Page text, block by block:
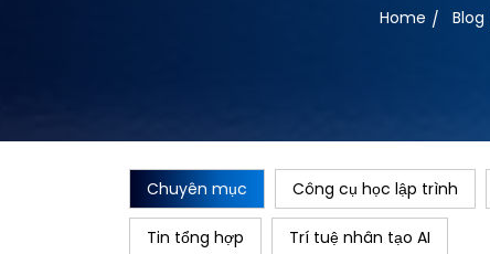
Home Blog
Chuyên mục Công cụ học lập trình
Tin tổng hợp Trí tuệ nhân tạo AI